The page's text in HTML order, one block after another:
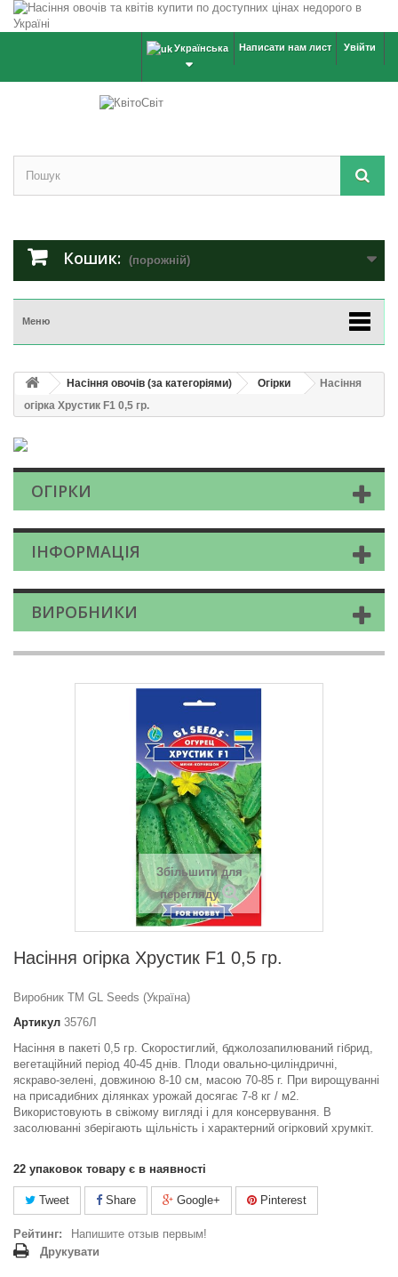
Увійти
Написати нам лист
Українська
Кошик: (порожній)
Меню
Насіння овочів (за категоріями) Огірки
Насіння
огiрка Хрустик F1 0,5 гр.
ОГІРКИ
ІНФОРМАЦІЯ
ВИРОБНИКИ
Збільшити для
перегляду
Насіння огiрка Хрустик F1 0,5 гр.
Виробник ТМ GL Seeds (Україна)
Артикул 3576Л
Насіння в пакеті 0,5 гр. Скоростиглий, бджолозапилюваний гібрид,
вегетаційний період 40-45 днів. Плоди овально-циліндричні,
яскраво-зелені, довжиною 8-10 см, масою 70-85 г. При вирощуванні
на присадибних ділянках урожай досягає 7-8 кг / м2.
Використовують в свіжому вигляді і для консервування. В
засолюванні зберігають щільність і характерний огірковий хрумкіт.
22 упаковок товару є в наявності
Tweet Share Google+ Pinterest
Рейтинг:
Напишите отзыв первым!
Друкувати